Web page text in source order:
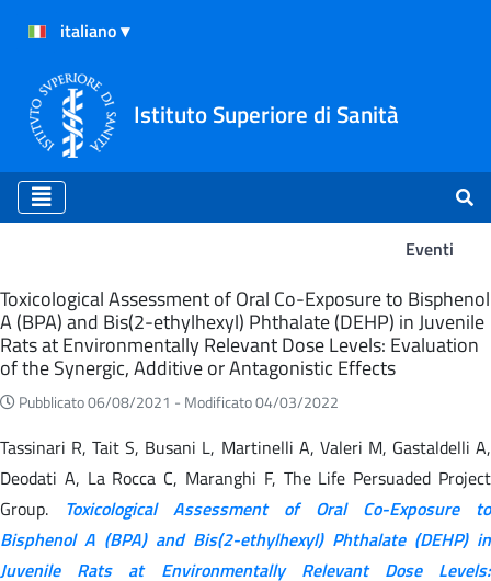
Istituto Superiore di Sanità
Eventi
Eventi
Toxicological Assessment of Oral Co-Exposure to Bisphenol
A (BPA) and Bis(2-ethylhexyl) Phthalate (DEHP) in Juvenile
Rats at Environmentally Relevant Dose Levels: Evaluation
of the Synergic, Additive or Antagonistic Effects
Pubblicato 06/08/2021 - Modificato 04/03/2022
Tassinari R, Tait S, Busani L, Martinelli A, Valeri M, Gastaldelli A,
Deodati A, La Rocca C, Maranghi F, The Life Persuaded Project
Group. Toxicological Assessment of Oral Co-Exposure to
Bisphenol A (BPA) and Bis(2-ethylhexyl) Phthalate (DEHP) in
Juvenile Rats at Environmentally Relevant Dose Levels: